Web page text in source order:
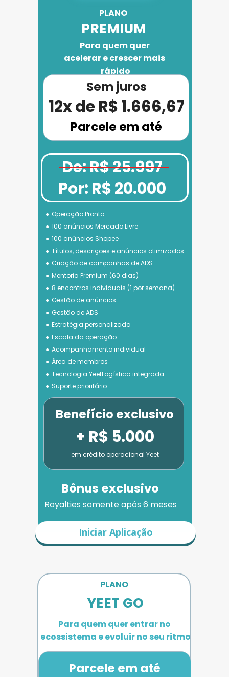
PLANO
PLANO
YEET GO
PREMIUM
Para quem quer entrar no
ecossistema e evoluir no seu ritmo
Parcele em até
Operação Pronta
100 anúncios Mercado Livre
100 anúncios Shopee
Títulos, descrições e anúncios otimizados
Criação de campanhas de ADS
Mentoria Premium (60 dias)
8 encontros individuais (1 por semana)
Gestão de anúncios
Gestão de ADS
Estratégia personalizada
Escala da operação
Acompanhamento individual
Área de membros
Tecnologia YeetLogística integrada
Suporte prioritário
Iniciar Aplicação
Para quem quer
acelerar e crescer mais
rápido
Parcele em até
12x de R$ 1.666,67
Sem juros
De: R$ 25.997
Por: R$ 20.000
Bônus exclusivo
+ R$ 5.000
em crédito operacional Yeet
Benefício exclusivo
Royalties somente após 6 meses